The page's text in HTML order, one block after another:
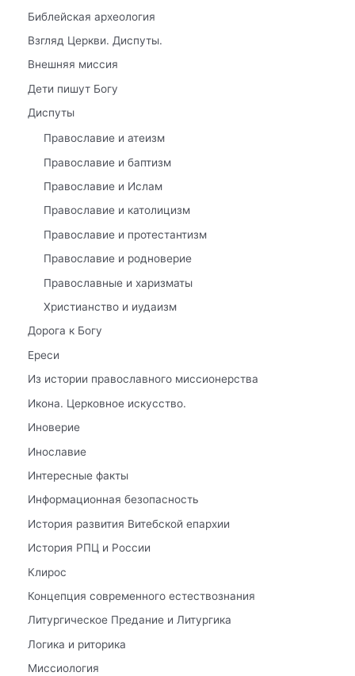
Библейская археология
Взгляд Церкви. Диспуты.
Внешняя миссия
Дети пишут Богу
Диспуты
Православие и атеизм
Православие и баптизм
Православие и Ислам
Православие и католицизм
Православие и протестантизм
Православие и родноверие
Православные и харизматы
Христианство и иудаизм
Дорога к Богу
Ереси
Из истории православного миссионерства
Икона. Церковное искусство.
Иноверие
Инославие
Интересные факты
Информационная безопасность
История развития Витебской епархии
История РПЦ и России
Клирос
Концепция современного естествознания
Литургическое Предание и Литургика
Логика и риторика
Миссиология